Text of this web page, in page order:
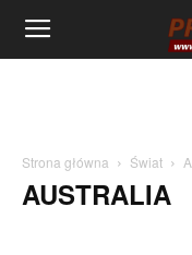
Strona główna Świat
AUSTRALIA